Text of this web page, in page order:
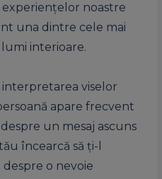
noastre
una dintre cele mai
interioare.
interpretarea viselor
apare frecvent
un mesaj ascuns
încearcă să ți-l
o nevoie